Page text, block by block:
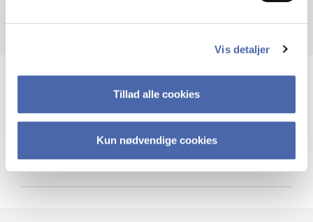
Vis detaljer
Tillad alle cookies
Kun nødvendige cookies
Cybersikkerhed